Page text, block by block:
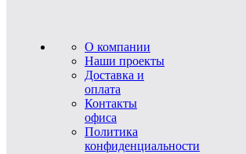
О компании
Наши проекты
Доставка и
оплата
Контакты
офиса
Политика
конфиденциальности